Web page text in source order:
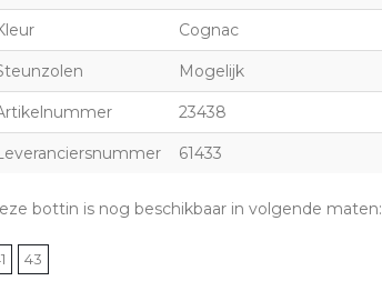
Cognac
Mogelijk
23438
61433
bottin is nog beschikbaar in volgende maten:
43